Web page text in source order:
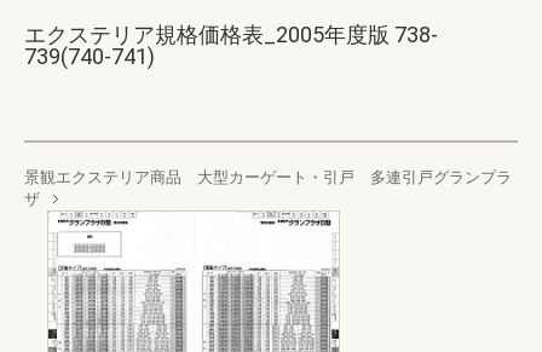
エクステリア規格価格表_2005年度版 738-
739(740-741)
景観エクステリア商品 大型カーゲート・引戸 多連引戸グランプラ
ザ